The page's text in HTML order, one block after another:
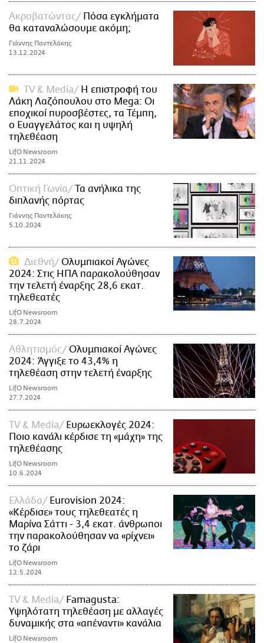
Ακροβατώντας
Πόσα εγκλήματα
θα καταναλώσουμε ακόμη;
Γιάννης Παντελάκης
13.12.2024
TV & Media
Η επιστροφή του
Λάκη Λαζόπουλου στο Mega: Οι
εποχικοί πυροσβέστες, τα Τέμπη,
ο Ευαγγελάτος και η υψηλή
τηλεθέαση
LifO Newsroom
21.11.2024
Οπτική Γωνία
Τα ανήλικα της
διπλανής πόρτας
Γιάννης Παντελάκης
5.10.2024
Διεθνή
Ολυμπιακοί Αγώνες
2024: Στις ΗΠΑ παρακολούθησαν
την τελετή έναρξης 28,6 εκατ.
τηλεθεατές
LifO Newsroom
28.7.2024
Αθλητισμός
Ολυμπιακοί Αγώνες
2024: Άγγιξε το 43,4% η
τηλεθέαση στην τελετή έναρξης
LifO Newsroom
27.7.2024
TV & Media
Ευρωεκλογές 2024:
Ποιο κανάλι κέρδισε τη «μάχη» της
τηλεθέασης
LifO Newsroom
10.6.2024
Ελλάδα
Eurovision 2024:
«Κέρδισε» τους τηλεθεατές η
Μαρίνα Σάττι - 3,4 εκατ. άνθρωποι
την παρακολούθησαν να «ρίχνει»
το ζάρι
LifO Newsroom
12.5.2024
TV & Media
Famagusta:
Υψηλότατη τηλεθέαση με αλλαγές
δυναμικής στα «απέναντι» κανάλια
LifO Newsroom